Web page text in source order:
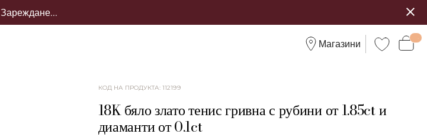
Зареждане...
Магазини
КОД НА ПРОДУКТА: 112199
18K бяло злато тенис гривна с рубини от 1.85ct и
диаманти от 0.1ct